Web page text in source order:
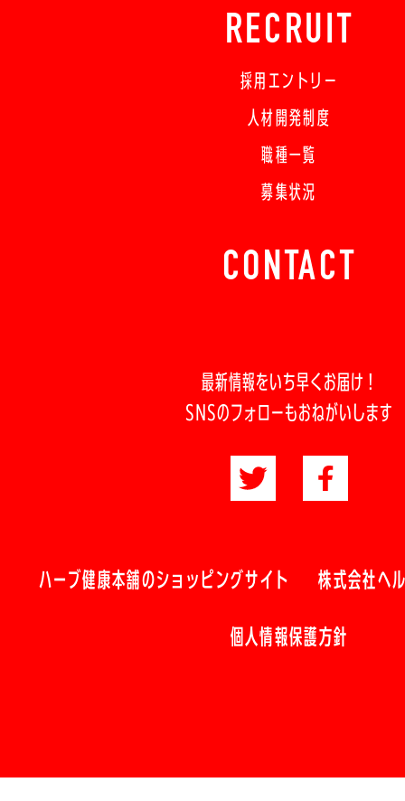
RECRUIT
採用エントリー
人材開発制度
職種一覧
募集状況
CONTACT
最新情報をいち早くお届け！
SNSのフォローもおねがいします
ハーブ健康本舗のショッピングサイト 株式会社ヘ
個人情報保護方針